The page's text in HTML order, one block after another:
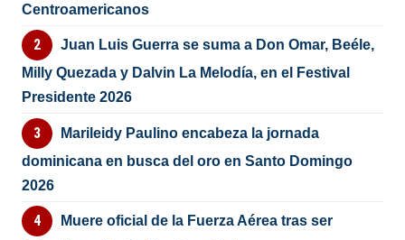
Centroamericanos
Juan Luis Guerra se suma a Don Omar, Beéle,
Milly Quezada y Dalvin La Melodía, en el Festival
Presidente 2026
Marileidy Paulino encabeza la jornada
dominicana en busca del oro en Santo Domingo
2026
Muere oficial de la Fuerza Aérea tras ser